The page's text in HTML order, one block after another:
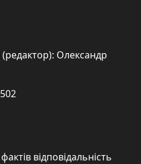
Олександр
відповідальність